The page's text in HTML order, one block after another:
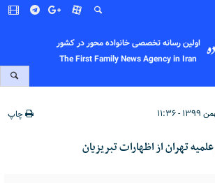
اولین رسانه تخصصی خانواده محور در کشور
The First Family News Agency in Iran
چاپ
تهران از اظهارات تبریزیان